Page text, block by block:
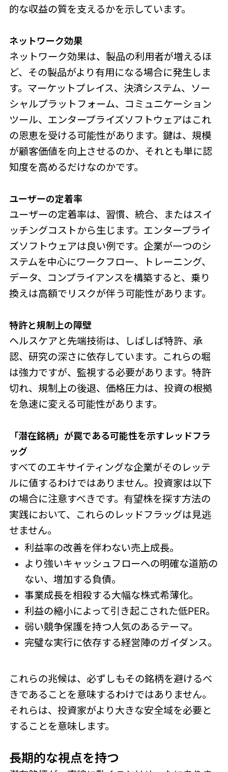
的な収益の質を支えるかを示しています。
ネットワーク効果
ネットワーク効果は、製品の利用者が増えるほ
ど、その製品がより有用になる場合に発生しま
す。マーケットプレイス、決済システム、ソー
シャルプラットフォーム、コミュニケーション
ツール、エンタープライズソフトウェアはこれ
の恩恵を受ける可能性があります。鍵は、規模
が顧客価値を向上させるのか、それとも単に認
知度を高めるだけなのかです。
ユーザーの定着率
ユーザーの定着率は、習慣、統合、またはスイ
ッチングコストから生じます。エンタープライ
ズソフトウェアは良い例です。企業が一つのシ
ステムを中心にワークフロー、トレーニング、
データ、コンプライアンスを構築すると、乗り
換えは高額でリスクが伴う可能性があります。
特許と規制 上の障壁
ヘルスケアと先端技術は、しばしば特許、承
認、研究の深さに依存しています。これらの堀
は強力ですが、監視する必要があります。特許
切れ、規制上の後退、価格圧力は、投資の根拠
を急速に変える可能性があります。
「潜在銘柄」が罠である可能性を示すレッドフラ
ッグ
すべてのエキサイティングな企業がそのレッテ
ルに値するわけではありません。投資家は以下
の場合に注意すべきです。有望株を探す方法の
実践において、これらのレッドフラッグは見逃
せません。
利益率の改善を伴わない売上成長。
より強いキャッシュフローへの明確な道筋の
ない、増加する負債。
事業成長を相殺する大幅な株式希薄化。
利益の縮小によって引き起こされた低PER。
弱い競争保護を持つ人気のあるテーマ。
完璧な実行に依存する経営陣のガイダンス。
これらの兆候は、必ずしもその銘柄を避けるべ
きであることを意味するわけではありません。
それらは、投資家がより大きな安全域を必要と
することを意味します。
長期的な視点を持つ